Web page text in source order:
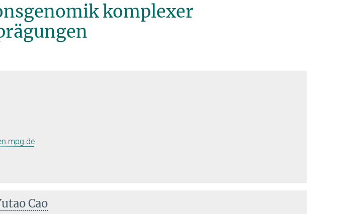
komplexer
Cao